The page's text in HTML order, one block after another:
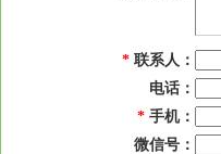
* 联系人：
电话：
* 手机：
微信号：